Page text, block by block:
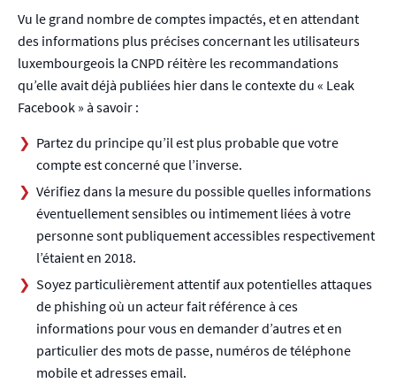
Vu le grand nombre de comptes impactés, et en attendant
des informations plus précises concernant les utilisateurs
luxembourgeois la CNPD réitère les recommandations
qu’elle avait déjà publiées hier dans le contexte du « Leak
Facebook » à savoir :
Partez du principe qu’il est plus probable que votre
compte est concerné que l’inverse.
Vérifiez dans la mesure du possible quelles informations
éventuellement sensibles ou intimement liées à votre
personne sont publiquement accessibles respectivement
l’étaient en 2018.
Soyez particulièrement attentif aux potentielles attaques
de phishing où un acteur fait référence à ces
informations pour vous en demander d’autres et en
particulier des mots de passe, numéros de téléphone
mobile et adresses email.